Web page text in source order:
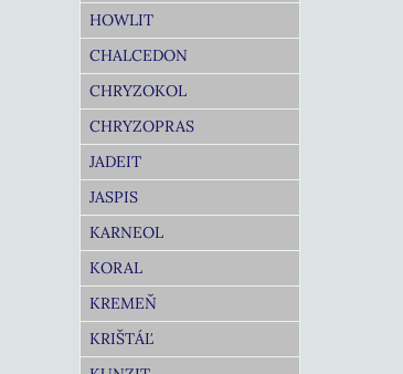
HOWLIT
CHALCEDON
CHRYZOKOL
CHRYZOPRAS
JADEIT
JASPIS
KARNEOL
KORAL
KREMEŇ
KRIŠTÁĽ